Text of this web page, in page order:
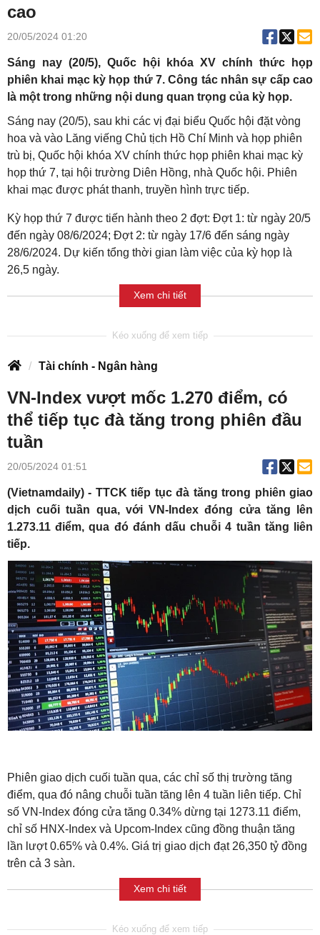
cao
20/05/2024 01:20
Sáng nay (20/5), Quốc hội khóa XV chính thức họp
phiên khai mạc kỳ họp thứ 7. Công tác nhân sự cấp cao
là một trong những nội dung quan trọng của kỳ họp.
Sáng nay (20/5), sau khi các vị đại biểu Quốc hội đặt vòng
hoa và vào Lăng viếng Chủ tịch Hồ Chí Minh và họp phiên
trù bị, Quốc hội khóa XV chính thức họp phiên khai mạc kỳ
họp thứ 7, tại hội trường Diên Hồng, nhà Quốc hội. Phiên
khai mạc được phát thanh, truyền hình trực tiếp.
Kỳ họp thứ 7 được tiến hành theo 2 đợt: Đợt 1: từ ngày 20/5
đến ngày 08/6/2024; Đợt 2: từ ngày 17/6 đến sáng ngày
28/6/2024. Dự kiến tổng thời gian làm việc của kỳ họp là
26,5 ngày.
Xem chi tiết
Tài chính - Ngân hàng
VN-Index vượt mốc 1.270 điểm, có
thể tiếp tục đà tăng trong phiên đầu
tuần
20/05/2024 01:51
(Vietnamdaily) - TTCK tiếp tục đà tăng trong phiên giao
dịch cuối tuần qua, với VN-Index đóng cửa tăng lên
1.273.11 điểm, qua đó đánh dấu chuỗi 4 tuần tăng liên
tiếp.
Phiên giao dịch cuối tuần qua, các chỉ số thị trường tăng
điểm, qua đó nâng chuỗi tuần tăng lên 4 tuần liên tiếp. Chỉ
số VN-Index đóng cửa tăng 0.34% dừng tại 1273.11 điểm,
chỉ số HNX-Index và Upcom-Index cũng đồng thuận tăng
lần lượt 0.65% và 0.4%. Giá trị giao dịch đạt 26,350 tỷ đồng
trên cả 3 sàn.
Xem chi tiết